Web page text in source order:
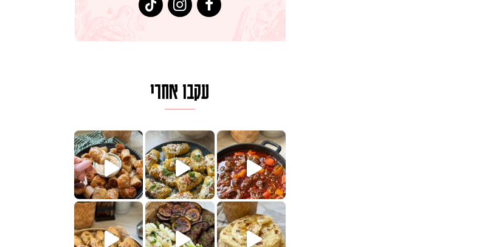
עקבו אחרי
. גולש המר
קלחי תירס צרובים על מחבת עם גבינה בולגרית מעודנת מ
נשנושי פרגיות קריספיים ממכרים שמכינים בכמה דקות עב
לחם מחבת שהוא שילוב של מופלטה וספינז׳, רעיון מעולאז מה בשבילכם? בפ
פסטל טוניסאי לתשעת הימים, חשבתי מה לחדש לכם ונראה